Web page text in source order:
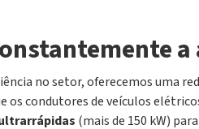
no setor, oferecemos uma
os condutores de veículos
(mais de 150 kW)